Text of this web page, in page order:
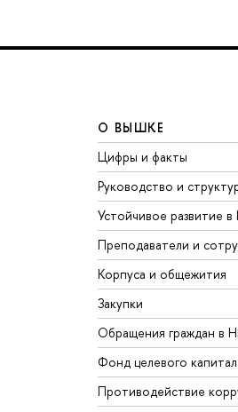
О ВЫШКЕ
Цифры и факты
Руководство и
Устойчивое развитие
Преподаватели и
Корпуса и общежития
Закупки
Обращения граждан в
Фонд целевого
Противодействие